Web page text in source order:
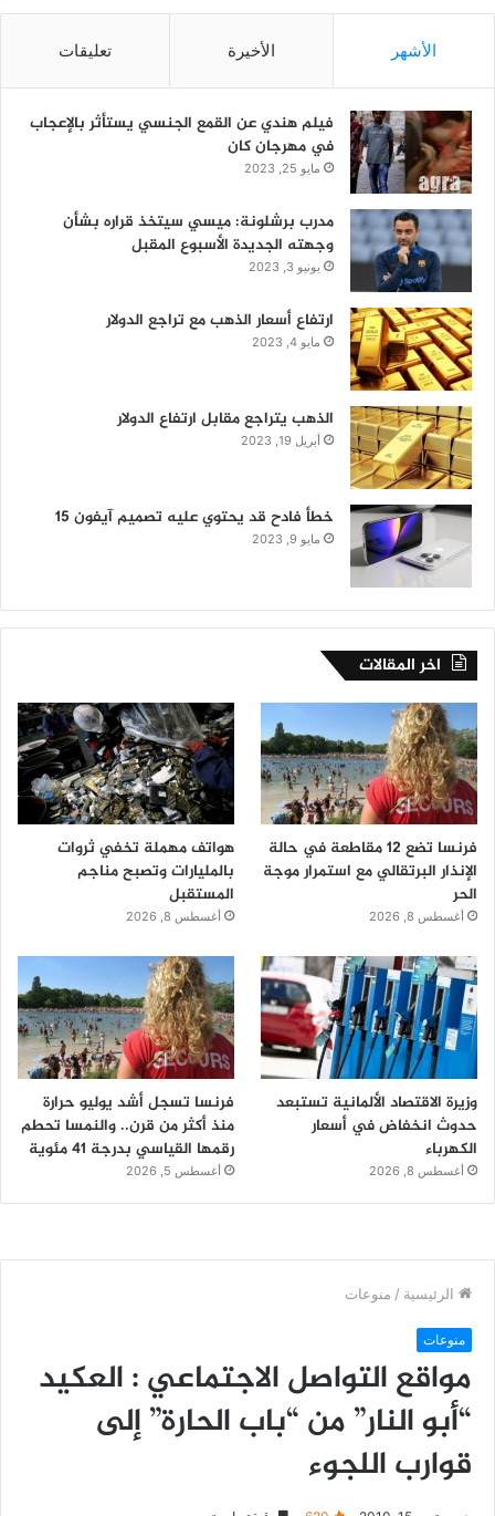
الأشهر الأخيرة تعليقات
فيلم هندي عن القمع الجنسي يستأثر بالإعجاب
في مهرجان كان
مايو 25, 2023
مدرب برشلونة: ميسي سيتخذ قراره بشأن
وجهته الجديدة الأسبوع المقبل
يونيو 3, 2023
ارتفاع أسعار الذهب مع تراجع الدولار
مايو 4, 2023
الذهب يتراجع مقابل ارتفاع الدولار
أبريل 19, 2023
خطأ فادح قد يحتوي عليه تصميم آيفون 15
مايو 9, 2023
اخر المقالات
فرنسا تضع 12 مقاطعة في حالة
الإنذار البرتقالي مع استمرار موجة
الحر
أغسطس 8, 2026
هواتف مهملة تخفي ثروات
بالمليارات وتصبح مناجم
المستقبل
أغسطس 8, 2026
وزيرة الاقتصاد الألمانية تستبعد
حدوث انخفاض في أسعار
الكهرباء
أغسطس 8, 2026
فرنسا تسجل أشد يوليو حرارة
منذ أكثر من قرن.. والنمسا تحطم
رقمها القياسي بدرجة 41 مئوية
أغسطس 5, 2026